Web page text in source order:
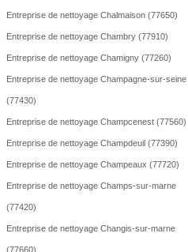
Entreprise de nettoyage Chalmaison (77650)
Entreprise de nettoyage Chambry (77910)
Entreprise de nettoyage Chamigny (77260)
Entreprise de nettoyage Champagne-sur-seine
(77430)
Entreprise de nettoyage Champcenest (77560)
Entreprise de nettoyage Champdeuil (77390)
Entreprise de nettoyage Champeaux (77720)
Entreprise de nettoyage Champs-sur-marne
(77420)
Entreprise de nettoyage Changis-sur-marne
(77660)